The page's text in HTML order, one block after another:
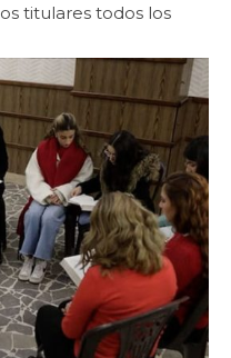
titulares todos los